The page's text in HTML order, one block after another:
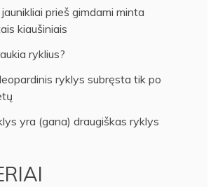
prieš gimdami minta
kiaušiniais
ryklius?
ryklys subręsta tik po
yra (gana) draugiškas ryklys